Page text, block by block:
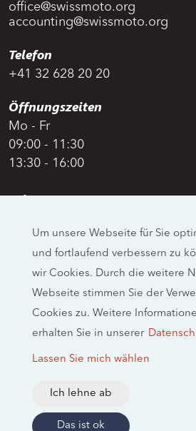
office@swissmoto.org
accounting@swissmoto.org
Telefon
+41 32 628 20 20
Öffnungszeiten
Mo - Fr
09:00 - 11:30
13:30 - 16:00
Adresse
Allmendstrasse 26
CH-4658 Däniken
Social Media
Um unsere Webseite für Sie
und fortlaufend verbessern zu
wir Cookies. Durch die weitere
Webseite stimmen Sie der
Cookies zu. Weitere
erhalten Sie in unserer
Lassen Sie mich wählen
Ich lehne ab
Das ist ok